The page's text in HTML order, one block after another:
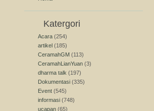
Katergori
Acara (254)
artikel (185)
CeramahGM (113)
CeramahLianYuan (3)
dharma talk (197)
Dokumentasi (335)
Event (545)
informasi (748)
ucapan (65)